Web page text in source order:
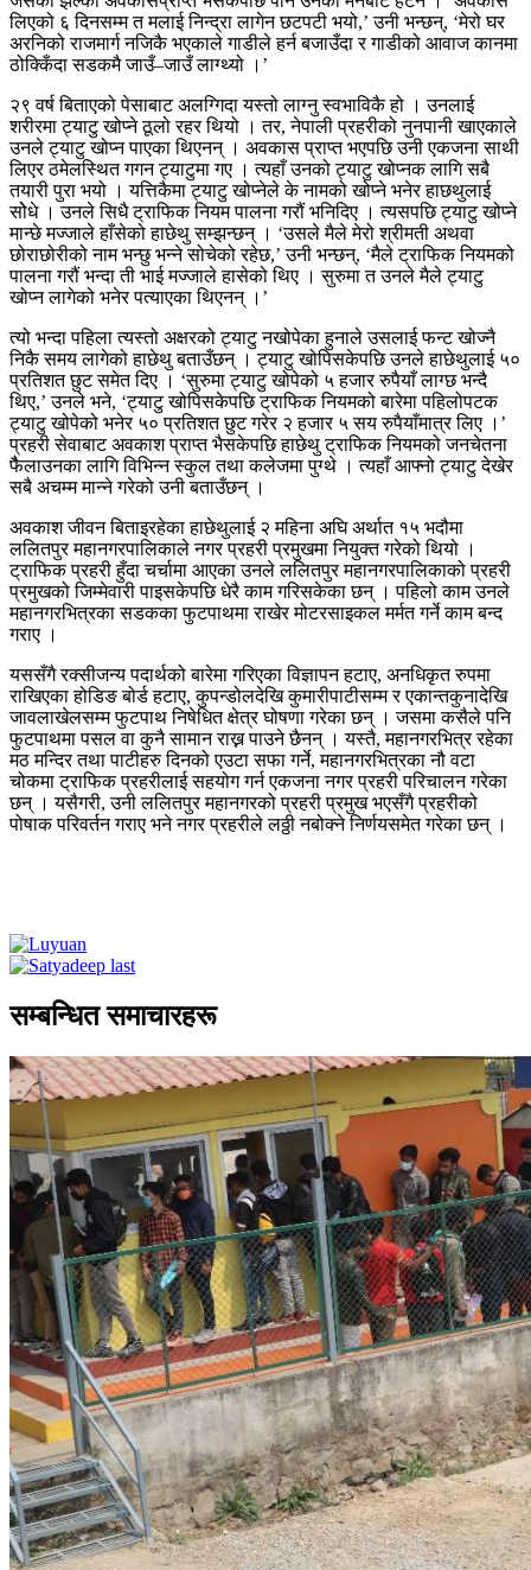
लिएको ६ दिनसम्म त मलाई निन्द्रा लागेन छटपटी भयो,’ उनी भन्छन्, ‘मेरो घर
अरनिको राजमार्ग नजिकै भएकाले गाडीले हर्न बजाउँदा र गाडीको आवाज कानमा
ठोक्किँदा सडकमै जाउँ–जाउँ लाग्थ्यो ।’
२९ वर्ष बिताएको पेसाबाट अलग्गिदा यस्तो लाग्नु स्वभाविकै हो । उनलाई
शरीरमा ट्याटु खोप्ने ठूलो रहर थियो । तर, नेपाली प्रहरीको नुनपानी खाएकाले
उनले ट्याटु खोप्न पाएका थिएनन् । अवकास प्राप्त भएपछि उनी एकजना साथी
लिएर ठमेलस्थित गगन ट्याटुमा गए । त्यहाँ उनको ट्याटु खोप्नक लागि सबै
तयारी पुरा भयो । यत्तिकैमा ट्याटु खोप्नेले के नामको खोप्ने भनेर हाछथुलाई
सोेधे । उनले सिधै ट्राफिक नियम पालना गरौं भनिदिए । त्यसपछि ट्याटु खोप्ने
मान्छे मज्जाले हाँसेको हाछेथु सम्झन्छन् । ‘उसले मैले मेरो श्रीमती अथवा
छोराछोरीको नाम भन्छु भन्ने सोचेको रहेछ,’ उनी भन्छन्, ‘मैले ट्राफिक नियमको
पालना गरौं भन्दा ती भाई मज्जाले हासेको थिए । सुरुमा त उनले मैले ट्याटु
खोप्न लागेको भनेर पत्याएका थिएनन् ।’
त्यो भन्दा पहिला त्यस्तो अक्षरको ट्याटु नखोपेका हुनाले उसलाई फन्ट खोज्नै
निकै समय लागेको हाछेथु बताउँछन् । ट्याटु खोपिसकेपछि उनले हाछेथुलाई ५०
प्रतिशत छुट समेत दिए । ‘सुरुमा ट्याटु खोपेको ५ हजार रुपैयाँ लाग्छ भन्दै
थिए,’ उनले भने, ‘ट्याटु खोपिसकेपछि ट्राफिक नियमको बारेमा पहिलोपटक
ट्याटु खोपेको भनेर ५० प्रतिशत छुट गरेर २ हजार ५ सय रुपैयाँमात्र लिए ।’
प्रहरी सेवाबाट अवकाश प्राप्त भैसकेपछि हाछेथु ट्राफिक नियमको जनचेतना
फैैलाउनका लागि विभिन्न स्कुल तथा कलेजमा पुग्थे । त्यहाँ आफ्नो ट्याटु देखेर
सबै अचम्म मान्ने गरेको उनी बताउँछन् ।
अवकाश जीवन बिताइरहेका हाछेथुलाई २ महिना अघि अर्थात १५ भदौमा
ललितपुर महानगरपालिकाले नगर प्रहरी प्रमुखमा नियुक्त गरेको थियो ।
ट्राफिक प्रहरी हुँदा चर्चामा आएका उनले ललितपुर महानगरपालिकाको प्रहरी
प्रमुखको जिम्मेवारी पाइसकेपछि धेरै काम गरिसकेका छन् । पहिलो काम उनले
महानगरभित्रका सडकका फुटपाथमा राखेर मोटरसाइकल मर्मत गर्ने काम बन्द
गराए ।
यससँगै रक्सीजन्य पदार्थको बारेमा गरिएका विज्ञापन हटाए, अनधिकृत रुपमा
राखिएका होडिङ बोर्ड हटाए, कुपन्डोलदेखि कुमारीपाटीसम्म र एकान्तकुनादेखि
जावलाखेलसम्म फुटपाथ निषेधित क्षेत्र घोषणा गरेका छन् । जसमा कसैले पनि
फुटपाथमा पसल वा कुनै सामान राख्न पाउने छैनन् । यस्तै, महानगरभित्र रहेका
मठ मन्दिर तथा पाटीहरु दिनको एउटा सफा गर्ने, महानगरभित्रका नौ वटा
चोकमा ट्राफिक प्रहरीलाई सहयोग गर्न एकजना नगर प्रहरी परिचालन गरेका
छन् । यसैगरी, उनी ललितपुर महानगरको प्रहरी प्रमुख भएसँगै प्रहरीको
पोषाक परिवर्तन गराए भने नगर प्रहरीले लठ्ठी नबोक्ने निर्णयसमेत गरेका छन् ।
सम्बन्धित समाचारहरू